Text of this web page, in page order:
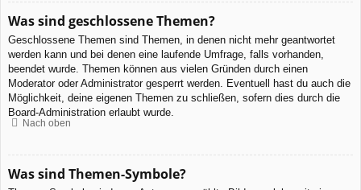
Was sind geschlossene Themen?
Geschlossene Themen sind Themen, in denen nicht mehr geantwortet
werden kann und bei denen eine laufende Umfrage, falls vorhanden,
beendet wurde. Themen können aus vielen Gründen durch einen
Moderator oder Administrator gesperrt werden. Eventuell hast du auch die
Möglichkeit, deine eigenen Themen zu schließen, sofern dies durch die
Board-Administration erlaubt wurde.
Nach oben
Was sind Themen-Symbole?